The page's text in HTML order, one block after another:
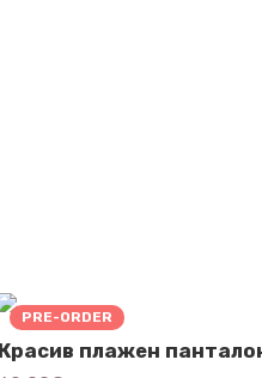
PRE-ORDER